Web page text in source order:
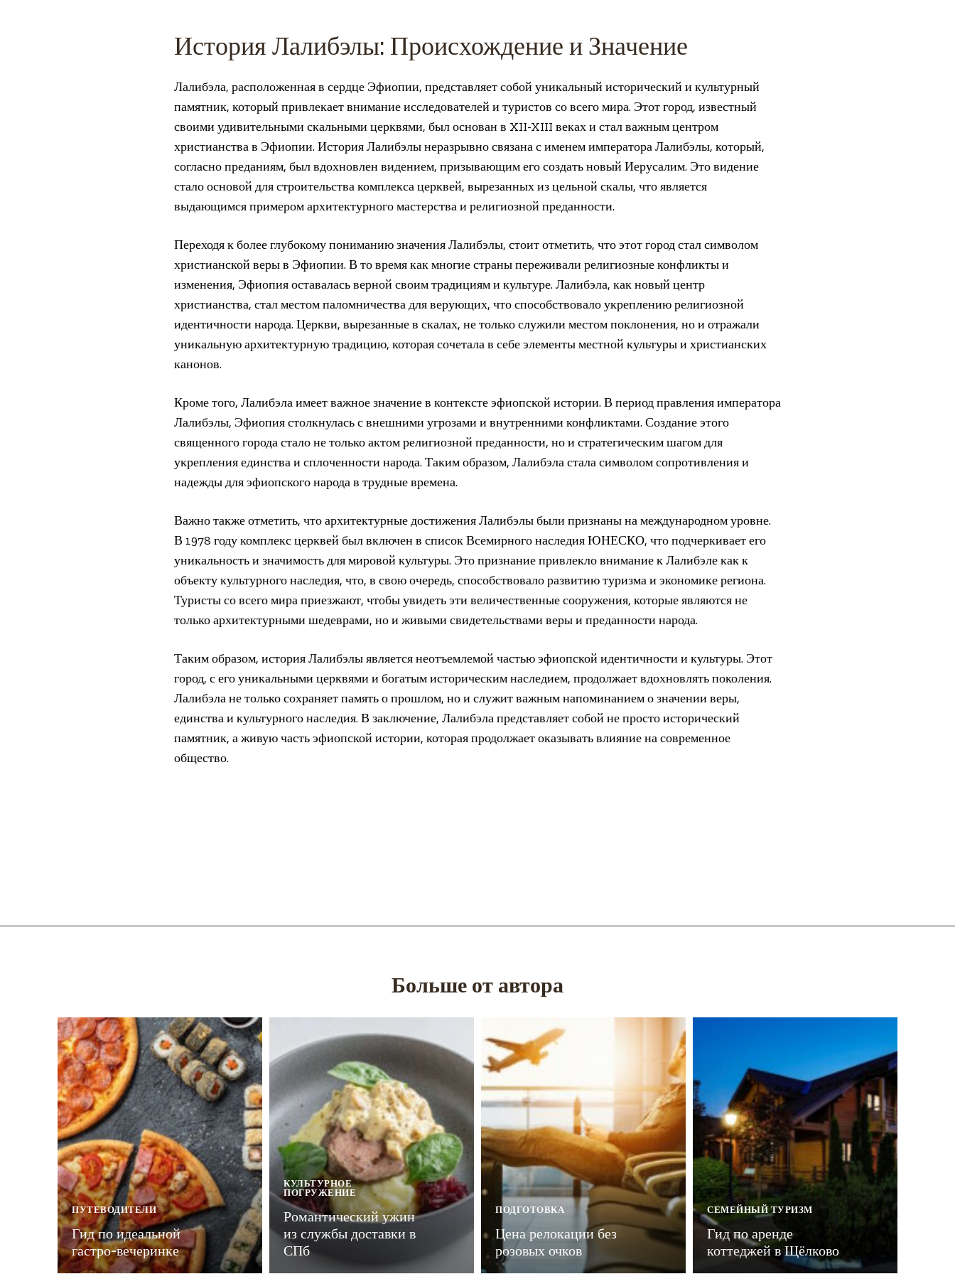
История Лалибэлы: Происхождение и Значение
Лалибэла, расположенная в сердце Эфиопии, представляет собой уникальный исторический и культурный
памятник, который привлекает внимание исследователей и туристов со всего мира. Этот город, известный
своими удивительными скальными церквями, был основан в XII-XIII веках и стал важным центром
христианства в Эфиопии. История Лалибэлы неразрывно связана с именем императора Лалибэлы, который,
согласно преданиям, был вдохновлен видением, призывающим его создать новый Иерусалим. Это видение
стало основой для строительства комплекса церквей, вырезанных из цельной скалы, что является
выдающимся примером архитектурного мастерства и религиозной преданности.
Переходя к более глубокому пониманию значения Лалибэлы, стоит отметить, что этот город стал символом
христианской веры в Эфиопии. В то время как многие страны переживали религиозные конфликты и
изменения, Эфиопия оставалась верной своим традициям и культуре. Лалибэла, как новый центр
христианства, стал местом паломничества для верующих, что способствовало укреплению религиозной
идентичности народа. Церкви, вырезанные в скалах, не только служили местом поклонения, но и отражали
уникальную архитектурную традицию, которая сочетала в себе элементы местной культуры и христианских
канонов.
Кроме того, Лалибэла имеет важное значение в контексте эфиопской истории. В период правления императора
Лалибэлы, Эфиопия столкнулась с внешними угрозами и внутренними конфликтами. Создание этого
священного города стало не только актом религиозной преданности, но и стратегическим шагом для
укрепления единства и сплоченности народа. Таким образом, Лалибэла стала символом сопротивления и
надежды для эфиопского народа в трудные времена.
Важно также отметить, что архитектурные достижения Лалибэлы были признаны на международном уровне.
В 1978 году комплекс церквей был включен в список Всемирного наследия ЮНЕСКО, что подчеркивает его
уникальность и значимость для мировой культуры. Это признание привлекло внимание к Лалибэле как к
объекту культурного наследия, что, в свою очередь, способствовало развитию туризма и экономике региона.
Туристы со всего мира приезжают, чтобы увидеть эти величественные сооружения, которые являются не
только архитектурными шедеврами, но и живыми свидетельствами веры и преданности народа.
Таким образом, история Лалибэлы является неотъемлемой частью эфиопской идентичности и культуры. Этот
город, с его уникальными церквями и богатым историческим наследием, продолжает вдохновлять поколения.
Лалибэла не только сохраняет память о прошлом, но и служит важным напоминанием о значении веры,
единства и культурного наследия. В заключение, Лалибэла представляет собой не просто исторический
памятник, а живую часть эфиопской истории, которая продолжает оказывать влияние на современное
общество.
Больше от автора
ПУТЕВОДИТЕЛИ
Гид по идеальной
гастро-вечеринке
КУЛЬТУРНОЕ
ПОГРУЖЕНИЕ
Романтический ужин
из службы доставки в
СПб
ПОДГОТОВКА
Цена релокации без
розовых очков
СЕМЕЙНЫЙ ТУРИЗМ
Гид по аренде
коттеджей в Щёлково